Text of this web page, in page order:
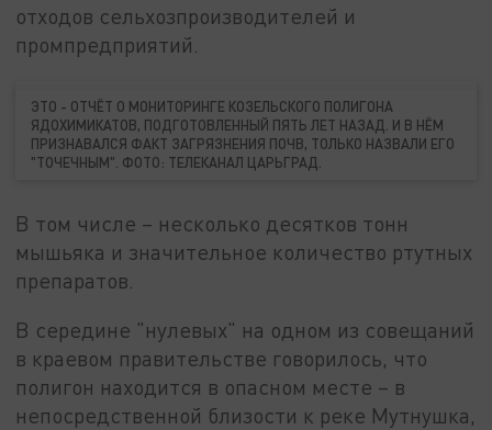
отходов сельхозпроизводителей и
промпредприятий.
ЭТО - ОТЧЁТ О МОНИТОРИНГЕ КОЗЕЛЬСКОГО ПОЛИГОНА
ЯДОХИМИКАТОВ, ПОДГОТОВЛЕННЫЙ ПЯТЬ ЛЕТ НАЗАД. И В НЁМ
ПРИЗНАВАЛСЯ ФАКТ ЗАГРЯЗНЕНИЯ ПОЧВ, ТОЛЬКО НАЗВАЛИ ЕГО
"ТОЧЕЧНЫМ". ФОТО: ТЕЛЕКАНАЛ ЦАРЬГРАД.
В том числе – несколько десятков тонн
мышьяка и значительное количество ртутных
препаратов.
В середине "нулевых" на одном из совещаний
в краевом правительстве говорилось, что
полигон находится в опасном месте – в
непосредственной близости к реке Мутнушка,